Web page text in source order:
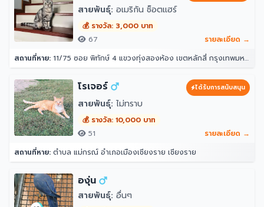
สายพันธุ์: อเมริกัน ช็อตแฮร์
💰 รางวัล: 3,000 บาท
67
รายละเอียด →
สถานที่หาย: 11/75 ซอย พิทักษ์ 4 แขวงทุ่งสองห้อง เขตหลักสี่ กรุงเทพมหานคร 10210
โรเจอร์ ได้รับการสนับสนุน
สายพันธุ์: ไม่ทราบ
💰 รางวัล: 10,000 บาท
51
รายละเอียด →
สถานที่หาย: ตำบล แม่กรณ์ อำเภอเมืองเชียงราย เชียงราย
องุ่น
สายพันธุ์: อื่นๆ